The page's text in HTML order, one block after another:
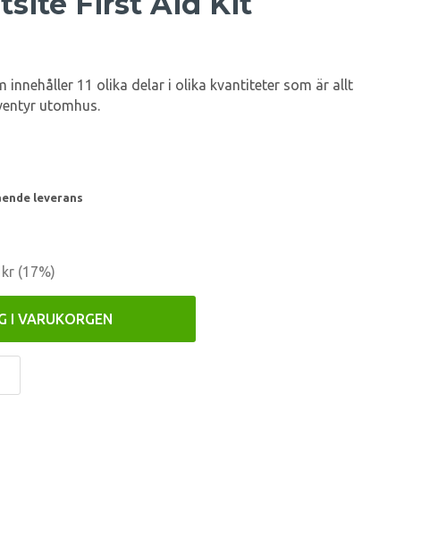
innehåller 11 olika delar i olika kvantiteter som är allt
utomhus.
leverans
(17%)
I VARUKORGEN